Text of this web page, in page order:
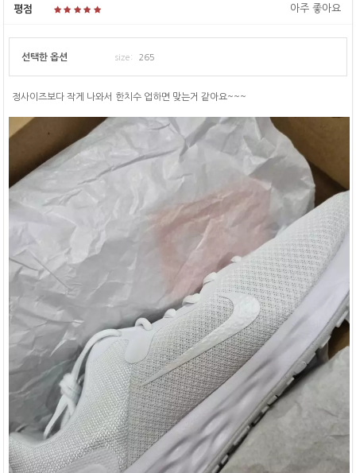
평점 아주 좋아요
선택한 옵션 size: 265
정사이즈보다 작게 나와서 한치수 업하면 맞는거 같아요~~~